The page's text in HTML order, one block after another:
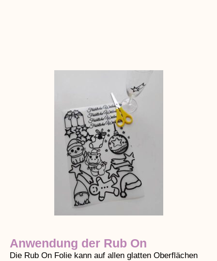
Anwendung der Rub On
Die Rub On Folie kann auf allen glatten Oberflächen